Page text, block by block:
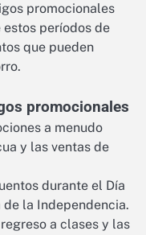
promocionales
períodos de
que pueden
promocionales
a menudo
y las ventas de
durante el Día
la Independencia.
a clases y las